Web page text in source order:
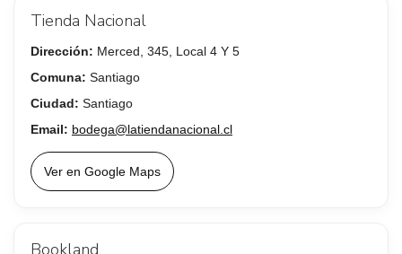
Tienda Nacional
Dirección: Merced, 345, Local 4 Y 5
Comuna: Santiago
Ciudad: Santiago
Email: bodega@latiendanacional.cl
Ver en Google Maps
Bookland